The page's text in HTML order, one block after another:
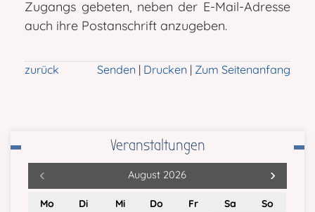
Zugangs gebeten, neben der E-Mail-Adresse
auch ihre Postanschrift anzugeben.
zurück Senden Drucken Zum Seitenanfang
Veranstaltungen
August 2026
Mo Di Mi Do Fr Sa So